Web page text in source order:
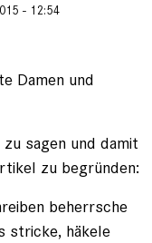
- 12:54
Damen und
sagen und damit
zu begründen:
beherrsche
stricke, häkele